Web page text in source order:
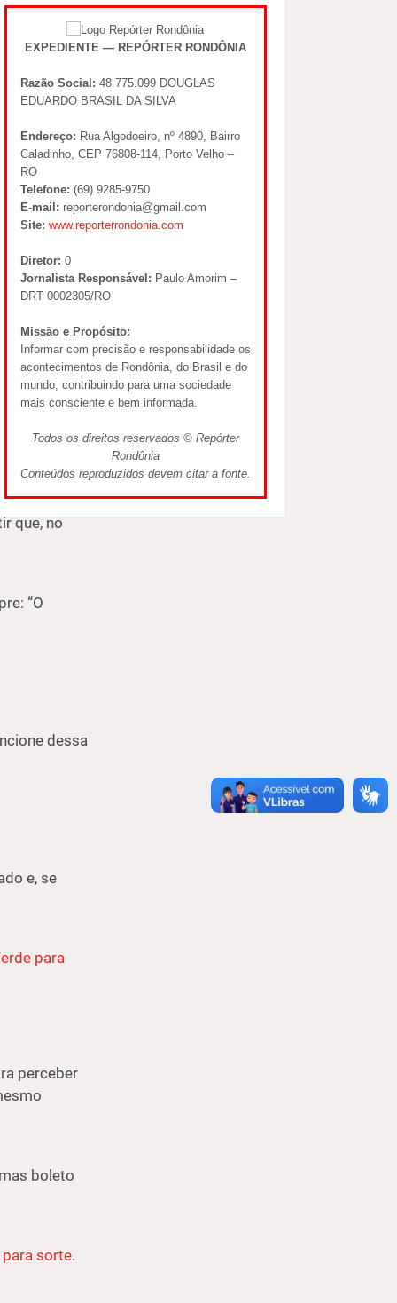
que, depois
Como
réveillon
o próximo.
janeiro.
que, no
“O
dessa
e, se
para
perceber
boleto
para sorte.
EXPEDIENTE — REPÓRTER RONDÔNIA
Razão Social: 48.775.099 DOUGLAS
EDUARDO BRASIL DA SILVA
Endereço: Rua Algodoeiro, nº 4890, Bairro
Caladinho, CEP 76808-114, Porto Velho –
RO
Telefone: (69) 9285-9750
E-mail: reporterondonia@gmail.com
Site: www.reporterrondonia.com
Diretor: 0
Jornalista Responsável: Paulo Amorim –
DRT 0002305/RO
Missão e Propósito:
Informar com precisão e responsabilidade os
acontecimentos de Rondônia, do Brasil e do
mundo, contribuindo para uma sociedade
mais consciente e bem informada.
Todos os direitos reservados © Repórter
Rondônia
Conteúdos reproduzidos devem citar a fonte.